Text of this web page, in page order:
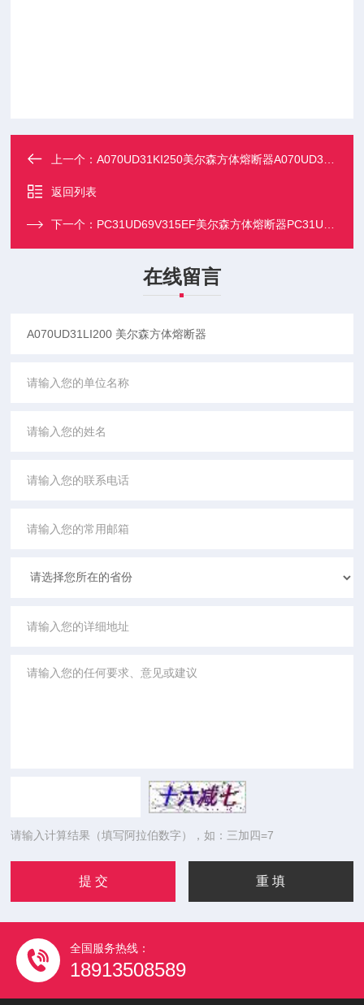
上一个：A070UD31KI250美尔森方体熔断器A070UD31KI160
返回列表
下一个： PC31UD69V315EF美尔森方体熔断器PC31UD69V160EF
在线留言
请输入计算结果（填写阿拉伯数字），如：三加四=7
全国服务热线：
18913508589